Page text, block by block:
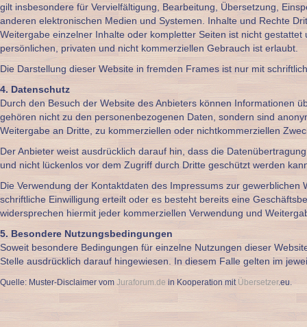
gilt insbesondere für Vervielfältigung, Bearbeitung, Übersetzung,
anderen elektronischen Medien und Systemen. Inhalte und Rechte
Weitergabe einzelner Inhalte oder kompletter Seiten ist nicht
persönlichen, privaten und nicht kommerziellen Gebrauch ist erlaubt.
Die Darstellung dieser Website in fremden Frames ist nur mit
4. Datenschutz
Durch den Besuch der Website des Anbieters können Informationen
gehören nicht zu den personenbezogenen Daten, sondern sind
Weitergabe an Dritte, zu kommerziellen oder nichtkommerziellen
Der Anbieter weist ausdrücklich darauf hin, dass die
und nicht lückenlos vor dem Zugriff durch Dritte geschützt werden
Die Verwendung der Kontaktdaten des Impressums zur
schriftliche Einwilligung erteilt oder es besteht bereits eine
widersprechen hiermit jeder kommerziellen Verwendung und
5. Besondere Nutzungsbedingungen
Soweit besondere Bedingungen für einzelne Nutzungen dieser
Stelle ausdrücklich darauf hingewiesen. In diesem Falle gelten im
Quelle: Muster-Disclaimer vom Juraforum.de in Kooperation mit Übersetzer.eu.